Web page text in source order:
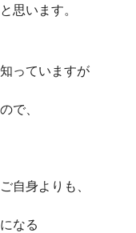
思います。
っていますが
で、
自身よりも、
なる